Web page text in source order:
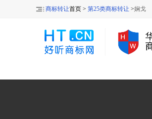
商标转让首页 > 第25类商标转让 >娴戈